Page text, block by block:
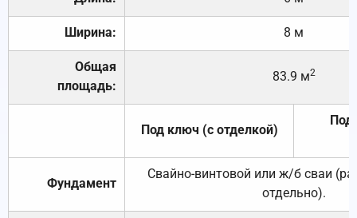
Ширина: 8 м
Общая
площадь:
83.9 м2
Под ключ (с отделкой)
Под
Фундамент
Свайно-винтовой или ж/б сваи
отдельно).